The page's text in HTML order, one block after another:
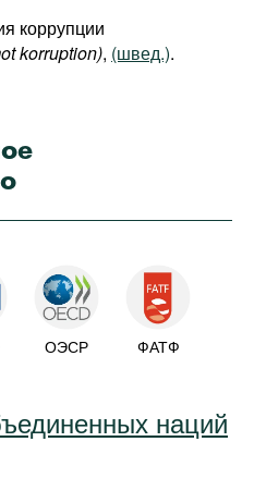
коррупции
korruption), (швед.).
ОЭСР ФАТФ
наций